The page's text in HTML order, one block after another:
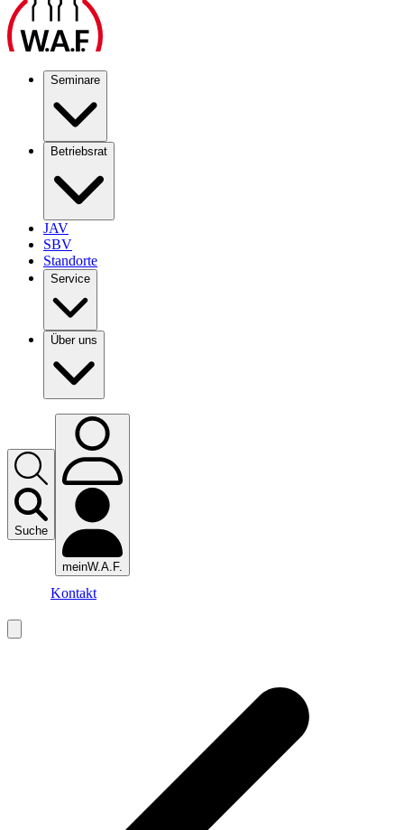
Seminare
Betriebsrat
JAV
SBV
Standorte
Service
Über uns
Suche
meinW.A.F.
Kontakt